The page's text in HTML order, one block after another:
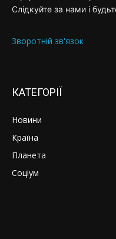
Слідкуйте за нами і
Зворотній зв'язок
КАТЕГОРІЇ
Новини
Країна
Планета
Соціум